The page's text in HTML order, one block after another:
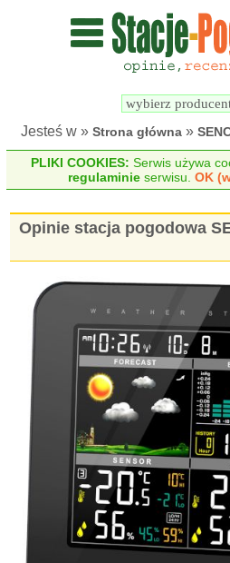
Jesteś w » Strona główna »
PLIKI COOKIES: Serwis używa
regulaminie serwisu.OK
Opinie stacja pogodowa